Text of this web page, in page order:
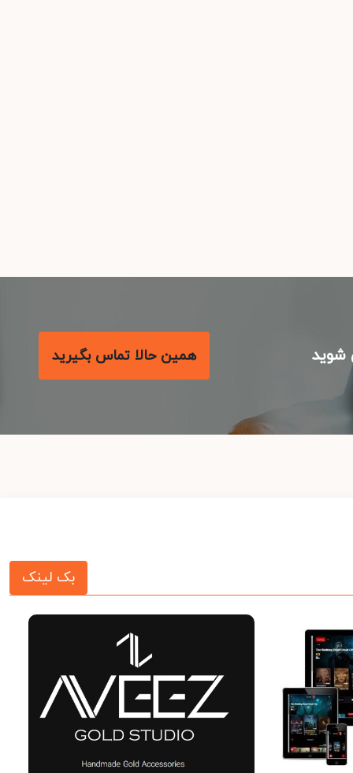
همین حالا تماس بگیرید
بک لینک